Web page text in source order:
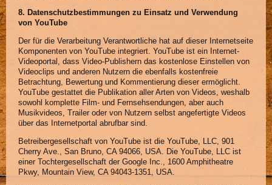
8. Datenschutzbestimmungen zu Einsatz und Verwendung
von YouTube
Der für die Verarbeitung Verantwortliche hat auf dieser Internetseite
Komponenten von YouTube integriert. YouTube ist ein Internet-
Videoportal, dass Video-Publishern das kostenlose Einstellen von
Videoclips und anderen Nutzern die ebenfalls kostenfreie
Betrachtung, Bewertung und Kommentierung dieser ermöglicht.
YouTube gestattet die Publikation aller Arten von Videos, weshalb
sowohl komplette Film- und Fernsehsendungen, aber auch
Musikvideos, Trailer oder von Nutzern selbst angefertigte Videos
über das Internetportal abrufbar sind.
Betreibergesellschaft von YouTube ist die YouTube, LLC, 901
Cherry Ave., San Bruno, CA 94066, USA. Die YouTube, LLC ist
einer Tochtergesellschaft der Google Inc., 1600 Amphitheatre
Pkwy, Mountain View, CA 94043-1351, USA.